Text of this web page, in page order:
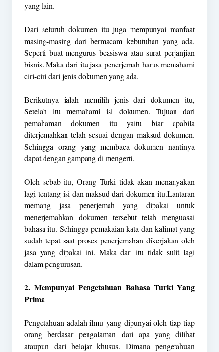
yang lain.
Dari seluruh dokumen itu juga mempunyai manfaat
masing-masing dari bermacam kebutuhan yang ada.
Seperti buat mengurus beasiswa atau surat perjanjian
bisnis. Maka dari itu jasa penerjemah harus memahami
ciri-ciri dari jenis dokumen yang ada.
Berikutnya ialah memilih jenis dari dokumen itu,
Setelah itu memahami isi dokumen. Tujuan dari
pemahaman dokumen itu yaitu biar apabila
diterjemahkan telah sesuai dengan maksud dokumen.
Sehingga orang yang membaca dokumen nantinya
dapat dengan gampang di mengerti.
Oleh sebab itu, Orang Turki tidak akan menanyakan
lagi tentang isi dan maksud dari dokumen itu.Lantaran
memang jasa penerjemah yang dipakai untuk
menerjemahkan dokumen tersebut telah menguasai
bahasa itu. Sehingga pemakaian kata dan kalimat yang
sudah tepat saat proses penerjemahan dikerjakan oleh
jasa yang dipakai ini. Maka dari itu tidak sulit lagi
dalam pengurusan.
2. Mempunyai Pengetahuan Bahasa Turki Yang
Prima
Pengetahuan adalah ilmu yang dipunyai oleh tiap-tiap
orang berdasar pengalaman dari apa yang dilihat
ataupun dari belajar khusus. Dimana pengetahuan